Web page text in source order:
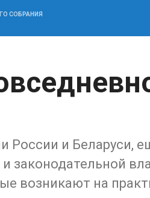
СОБРАНИЯ
России и Беларуси,
законодательной
возникают на